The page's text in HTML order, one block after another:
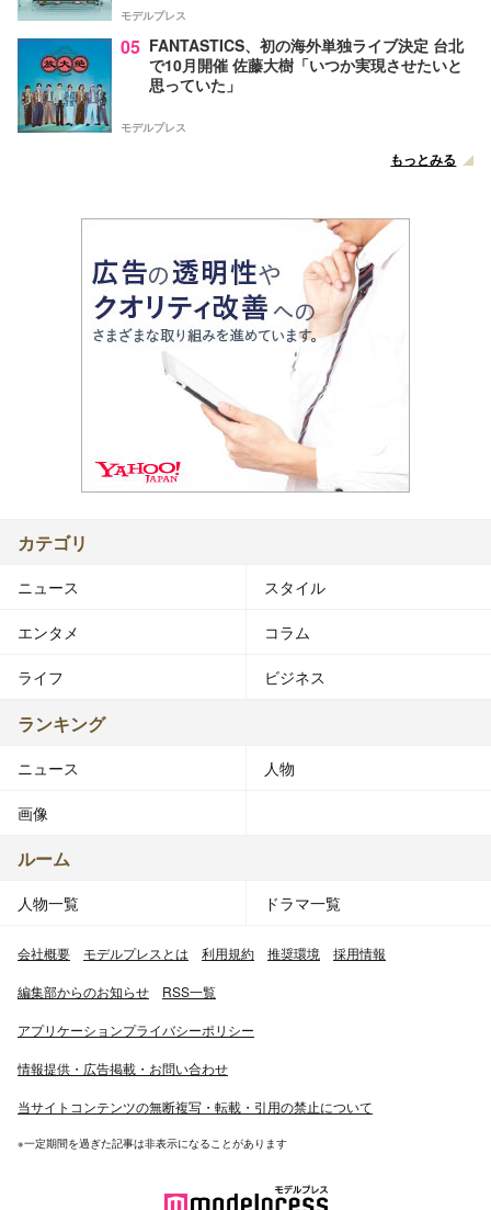
モデルプレス
05 FANTASTICS、初の海外単独ライブ決定 台北
で10月開催 佐藤大樹「いつか実現させたいと
思っていた」
モデルプレス
もっとみる
カテゴリ
ニュース スタイル
エンタメ コラム
ライフ ビジネス
ランキング
ニュース 人物
画像
ルーム
人物一覧 ドラマ一覧
会社概要 モデルプレスとは 利用規約 推奨環境 採用情報
編集部からのお知らせ RSS一覧
アプリケーションプライバシーポリシー
情報提供・広告掲載・お問い合わせ
当サイトコンテンツの無断複写・転載・引用の禁止について
※一定期間を過ぎた記事は非表示になることがあります